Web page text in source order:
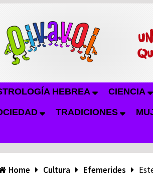
HEBREA CIENCIA
TRADICIONES
Home Cultura Efemerides